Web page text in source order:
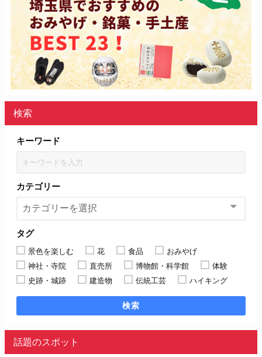
検索
キーワード
カテゴリー
タグ
景色を楽しむ 花 食品
おみやげ
神社・寺院
直売所 博物館・科学館
体験
史跡・城跡
建造物 伝統工芸 ハイキング
検索
話題のスポット